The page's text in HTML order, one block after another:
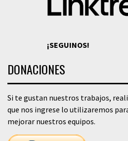
¡SEGUINOS!
DONACIONES
Si te gustan nuestros trabajos,
que nos ingrese lo utilizaremos
mejorar nuestros equipos.